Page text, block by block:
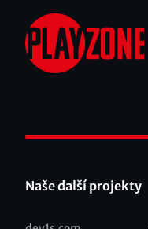
Naše další projekty